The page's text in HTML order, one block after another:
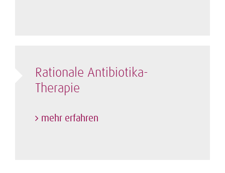
Rationale Antibiotika-
Therapie
mehr erfahren